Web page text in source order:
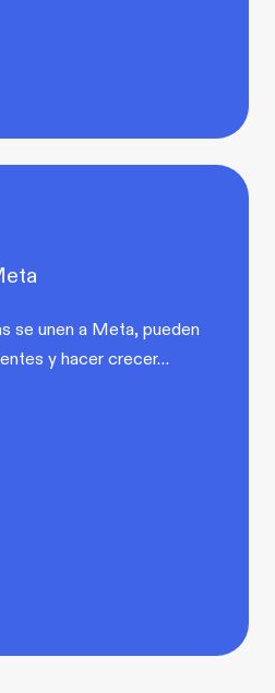
se unen a Meta, pueden
y hacer crecer…